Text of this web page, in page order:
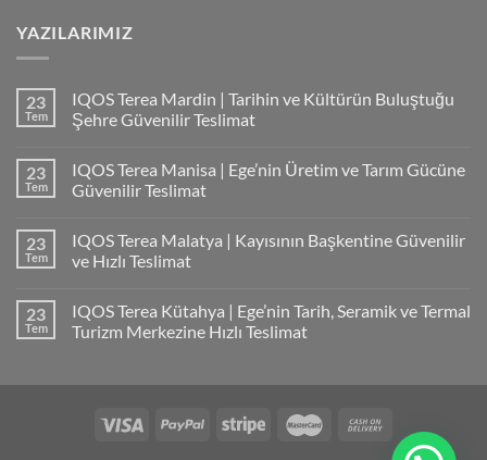
YAZILARIMIZ
23
Tem
IQOS Terea Mardin | Tarihin ve Kültürün Buluştuğu
Şehre Güvenilir Teslimat
23
Tem
IQOS Terea Manisa | Ege’nin Üretim ve Tarım Gücüne
Güvenilir Teslimat
23
Tem
IQOS Terea Malatya | Kayısının Başkentine Güvenilir
ve Hızlı Teslimat
23
Tem
IQOS Terea Kütahya | Ege’nin Tarih, Seramik ve Termal
Turizm Merkezine Hızlı Teslimat